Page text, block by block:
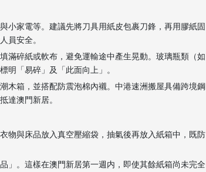
小家電等。建議先將刀具用紙皮包裹刀鋒，再用膠紙固
員安全。
滿碎紙或軟布，避免運輸途中產生晃動。玻璃瓶類（如
明「易碎」及「此面向上」。
木箱，並搭配防震泡棉內襯。中港速洲搬屋具備跨境鋼
達澳門新居。
物與床品放入真空壓縮袋，抽氣後再放入紙箱中，既防
」。這樣在澳門新居第一週内，即使其餘紙箱尚未完全